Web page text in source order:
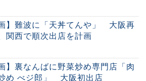
画】難波に「天丼てんや」 大阪再
関西で順次出店を計画
】裏なんばに野菜炒め専門店「肉
め べジ郎」 大阪初出店